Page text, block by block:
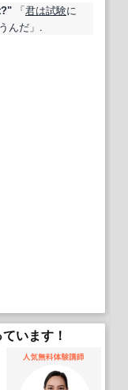
「君は試験に
んだ」.
います！